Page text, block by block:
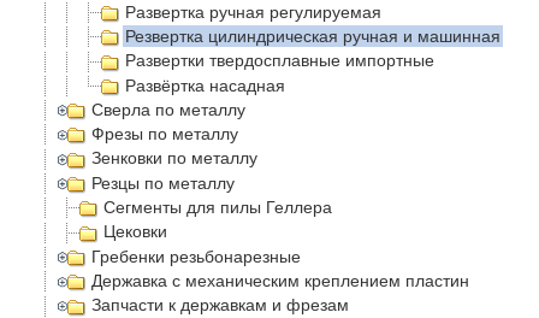
Развертка ручная регулируемая
Резвертка цилиндрическая ручная и машинная
Развертки твердосплавные импортные
Развëртка насадная
Сверла по металлу
Фрезы по металлу
Зенковки по металлу
Резцы по металлу
Сегменты для пилы Геллера
Цековки
Гребенки резьбонарезные
Державка с механическим креплением пластин
Запчасти к державкам и фрезам